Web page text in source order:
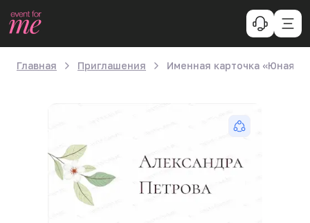
Главная Приглашения Именная карточка «Юная